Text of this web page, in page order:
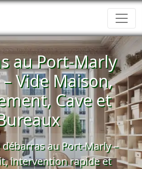
au Port-Marly
Vide Maison,
Cave et
au Port-Marly –
, intervention rapide et